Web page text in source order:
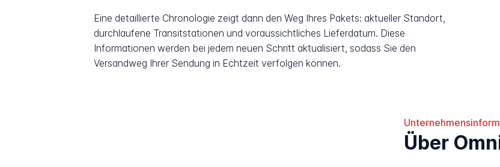
Eine detaillierte Chronologie zeigt dann den Weg Ihres Pakets: aktueller Standort,
durchlaufene Transitstationen und voraussichtliches Lieferdatum. Diese
Informationen werden bei jedem neuen Schritt aktualisiert, sodass Sie den
Versandweg Ihrer Sendung in Echtzeit verfolgen können.
Über